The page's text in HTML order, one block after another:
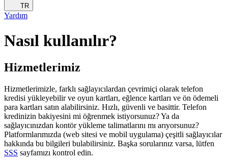
TR
Yardım
Nasıl kullanılır?
Hizmetlerimiz
Hizmetlerimizle, farklı sağlayıcılardan çevrimiçi olarak telefon
kredisi yükleyebilir ve oyun kartları, eğlence kartları ve ön ödemeli
para kartları satın alabilirsiniz. Hızlı, güvenli ve basittir. Telefon
kredinizin bakiyesini mi öğrenmek istiyorsunuz? Ya da
sağlayıcınızdan kontör yükleme talimatlarını mı arıyorsunuz?
Platformlarımızda (web sitesi ve mobil uygulama) çeşitli sağlayıcılar
hakkında bu bilgileri bulabilirsiniz. Başka sorularınız varsa, lütfen
SSS sayfamızı kontrol edin.